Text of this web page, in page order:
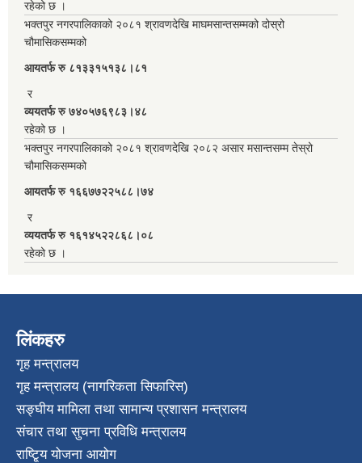
रहेको छ ।
भक्तपुर नगरपालिकाको २०८१ श्रावणदेखि माघमसान्तसम्मको दोस्रो
चौमासिकसम्मको
आयतर्फ रु‌ ८१३३१५१३८।८१
र
व्ययतर्फ रु ७४०५७६९८३।४८
रहेको छ ।
भक्तपुर नगरपालिकाको २०८१ श्रावणदेखि २०८२ असार मसान्तसम्म तेस्रो
चौमासिकसम्मको
आयतर्फ रु‌ १६६७७२२५८८।७४
र
व्ययतर्फ रु १६१४५२२८६८।०८
रहेको छ ।
लिंकहरु
गृह मन्त्रालय
गृह मन्त्रालय (नागरिकता सिफारिस)
सङ्घीय मामिला तथा सामान्य प्रशासन मन्त्रालय
संचार तथा सुचना प्रविधि मन्त्रालय
राष्टि्ृय योजना आयोग